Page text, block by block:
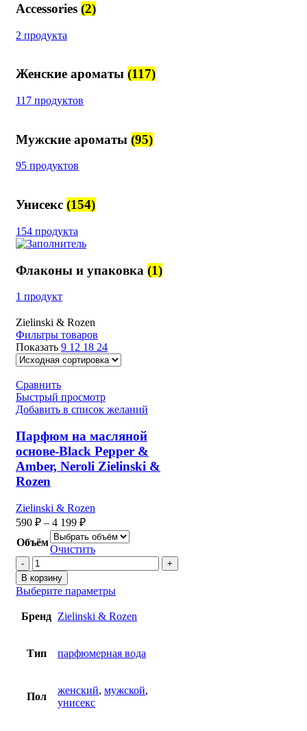
Accessories (2)
2 продукта
Женские ароматы (117)
117 продуктов
Мужские ароматы (95)
95 продуктов
Унисекс (154)
154 продукта
Флаконы и упаковка (1)
1 продукт
Zielinski & Rozen
Фильтры товаров
Показать 9 12 18 24
Сравнить
Быстрый просмотр
Добавить в список желаний
Парфюм на масляной
основе-Black Pepper &
Amber, Neroli Zielinski &
Rozen
Zielinski & Rozen
590 ₽ – 4 199 ₽
Объём
Очистить
Количество
товара
Парфюм
на
масляной
основе-
Pepper
&
Zielinski
В корзину
Выберите параметры
Бренд Zielinski & Rozen
Тип парфюмерная вода
Пол
женский, мужской,
унисекс